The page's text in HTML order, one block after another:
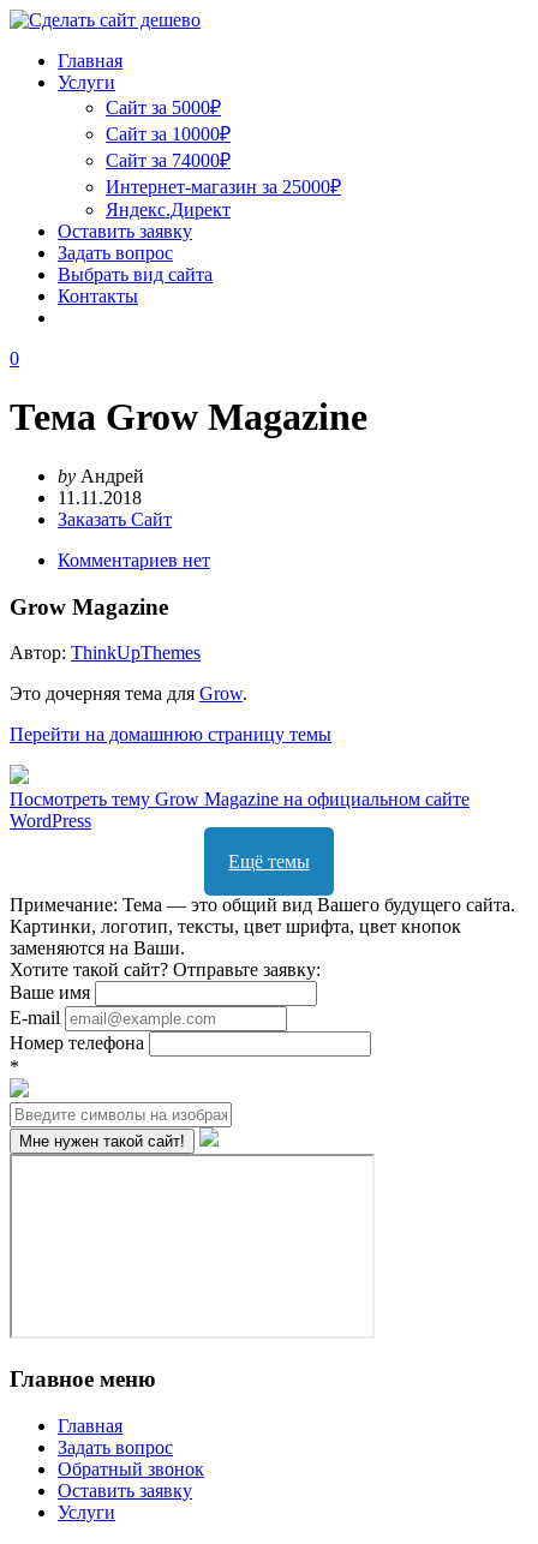
Главная
Услуги
Сайт за 5000₽
Сайт за 10000₽
Сайт за 74000₽
Интернет-магазин за 25000₽
Яндекс.Директ
Оставить заявку
Задать вопрос
Выбрать вид сайта
Контакты
0
Тема Grow Magazine
by Андрей
11.11.2018
Заказать Сайт
Комментариев нет
Grow Magazine
Автор: ThinkUpThemes
Это дочерняя тема для Grow.
Перейти на домашнюю страницу темы
Посмотреть тему Grow Magazine на официальном сайте
WordPress
Ещё темы
Примечание: Тема — это общий вид Вашего будущего сайта.
Картинки, логотип, тексты, цвет шрифта, цвет кнопок
заменяются на Ваши.
Хотите такой сайт? Отправьте заявку:
Ваше имя
E-mail
Номер телефона
*
Главное меню
Главная
Задать вопрос
Обратный звонок
Оставить заявку
Услуги